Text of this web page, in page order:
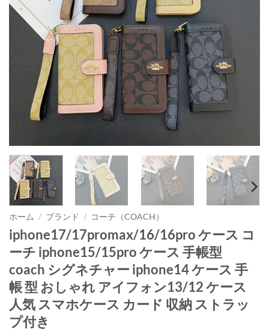
ホーム / ブランド / コーチ（COACH）
iphone17/17promax/16/16pro ケース コ
ーチ iphone15/15pro ケース 手帳型
coach シグネチャー iphone14 ケース 手
帳 型 おしゃれ アイフォン13/12 ケース
人気 スマホケース カード 収納 ストラッ
プ付き